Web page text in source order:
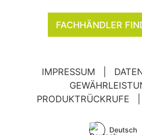
FACHHÄNDLER
IMPRESSUM
PRODUKTRÜCKRUFE
Deutsch